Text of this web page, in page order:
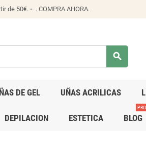
de 50€.- . COMPRA AHORA.
search
DE GEL UÑAS ACRILICAS
DEPILACION ESTETICA BLOG
PRO